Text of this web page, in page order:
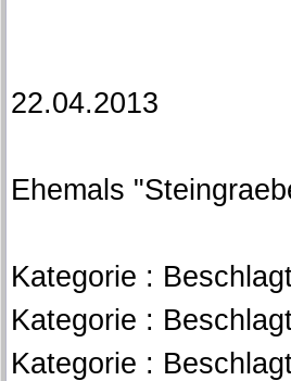
22.04.2013
Ehemals
Kategorie :
Kategorie :
Kategorie :